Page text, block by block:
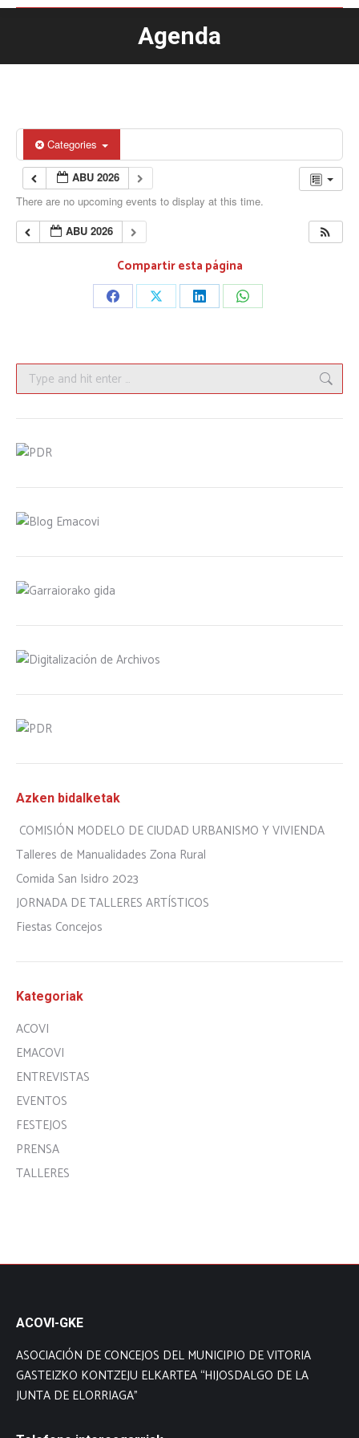
Agenda
You are here:
Categories
ABU 2026
There are no upcoming events to display at this time.
ABU 2026
Compartir esta página
Share Share Share Share
Search:
Azken bidalketak
COMISIÓN MODELO DE CIUDAD URBANISMO Y VIVIENDA
Talleres de Manualidades Zona Rural
Comida San Isidro 2023
JORNADA DE TALLERES ARTÍSTICOS
Fiestas Concejos
Kategoriak
ACOVI
EMACOVI
ENTREVISTAS
EVENTOS
FESTEJOS
PRENSA
TALLERES
ACOVI-GKE
ASOCIACIÓN DE CONCEJOS DEL MUNICIPIO DE VITORIA
GASTEIZKO KONTZEJU ELKARTEA “HIJOSDALGO DE LA
JUNTA DE ELORRIAGA”